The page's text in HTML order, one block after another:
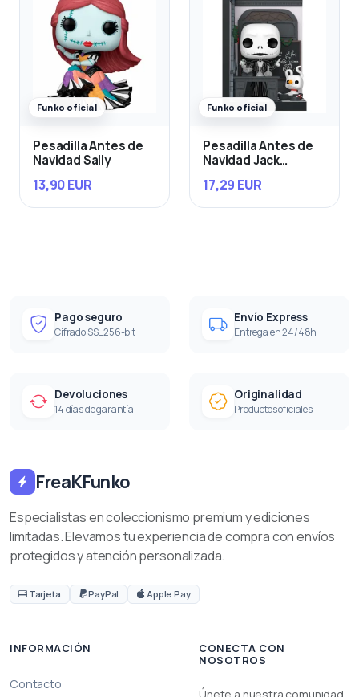
Funko oficial
Pesadilla Antes de
Navidad Sally
13,90 EUR
Funko oficial
Pesadilla Antes de
Navidad Jack
Room
17,29 EUR
Pago seguro
Cifrado SSL 256-bit
Envío Express
Entrega en 24/48h
Devoluciones
14 días de garantía
Originalidad
Productos oficiales
FreaKFunko
Especialistas en coleccionismo premium y ediciones
limitadas. Elevamos tu experiencia de compra con envíos
protegidos y atención personalizada.
Tarjeta PayPal Apple Pay
INFORMACIÓN
Contacto
CONECTA CON
NOSOTROS